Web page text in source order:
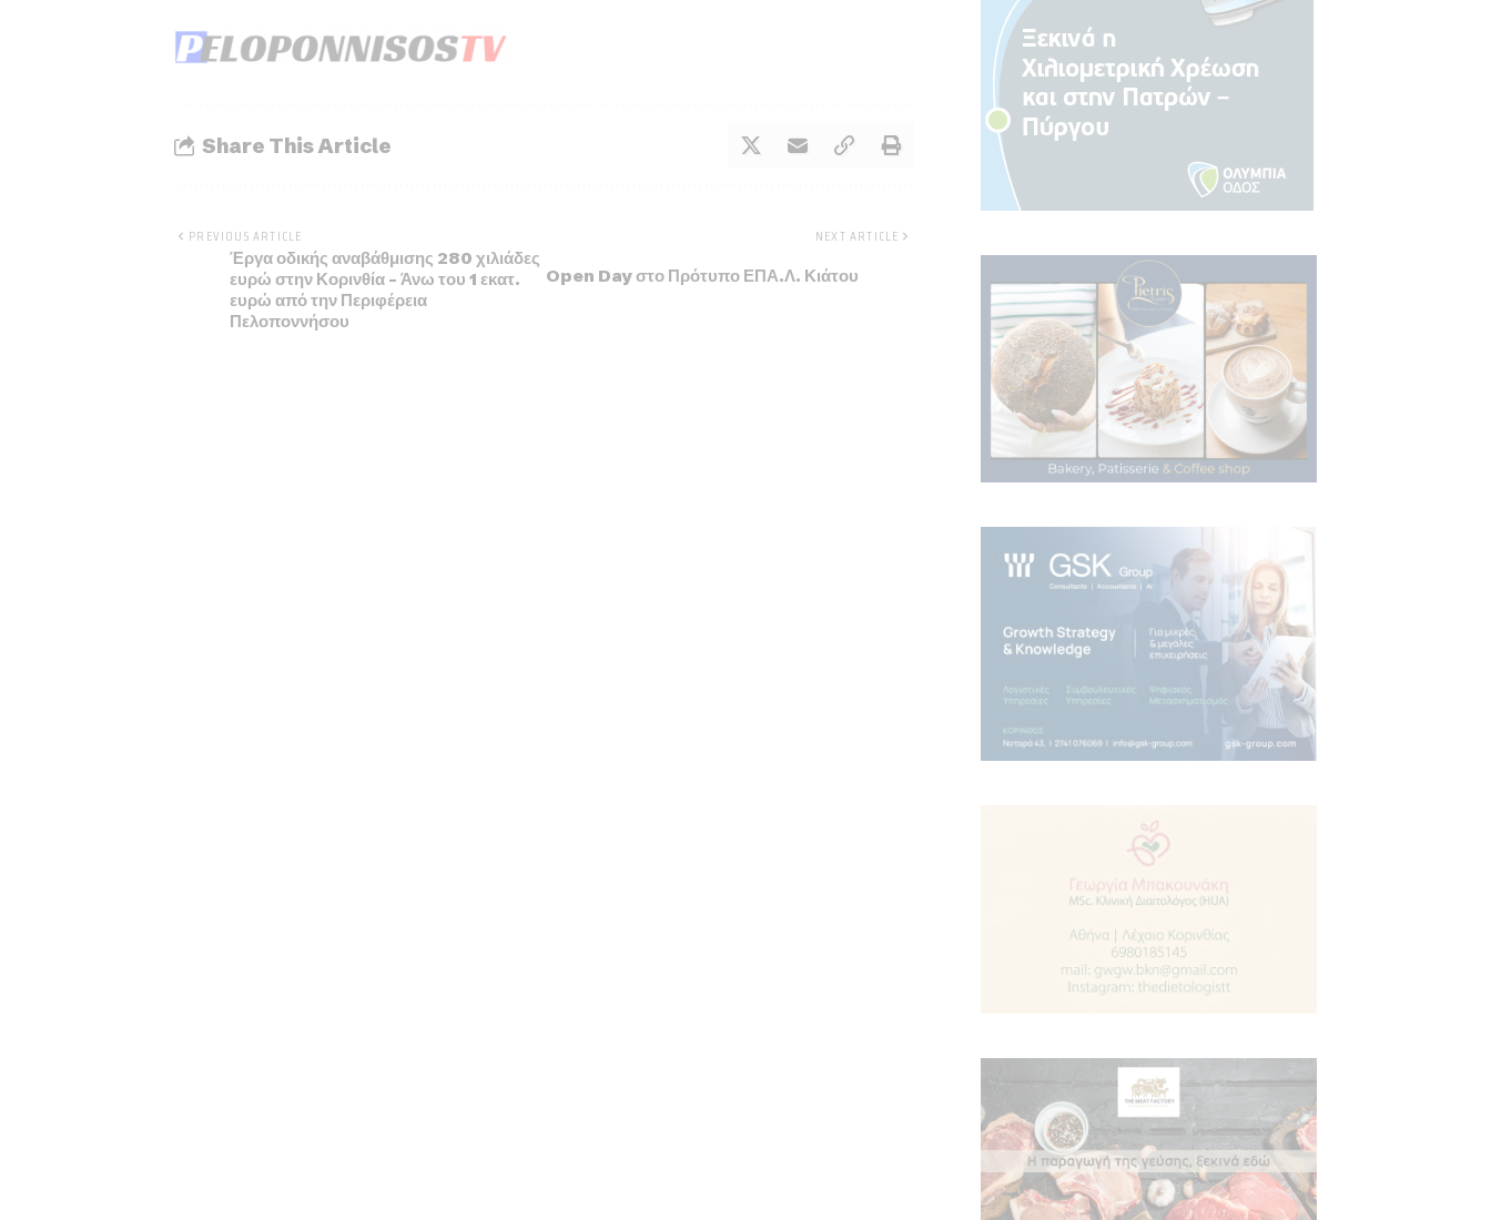
Share This Article
PREVIOUS ARTICLE
Έργα οδικής αναβάθμισης 280 χιλιάδες
ευρώ στην Κορινθία – Άνω του 1 εκατ.
ευρώ από την Περιφέρεια
Πελοποννήσου
NEXT ARTICLE
Open Day στο Πρότυπο ΕΠΑ.Λ. Κιάτου